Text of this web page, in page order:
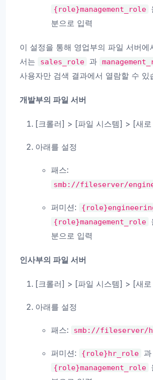
{role}management_role
분으로 입력
이 설정을 통해 영업부의 파일 서버에
서는
sales_role 과
사용자만 검색 결과에서 열람할 수 있
개발부의 파일 서버
[크롤러] > [파일 시스템] > [새로
아래를 설정
패스:
smb://fileserver/
퍼미션:
{role}management_role
분으로 입력
인사부의 파일 서버
[크롤러] > [파일 시스템] > [새로
아래를 설정
패스: smb://fileserver/
퍼미션: {role}hr_role 과
{role}management_role